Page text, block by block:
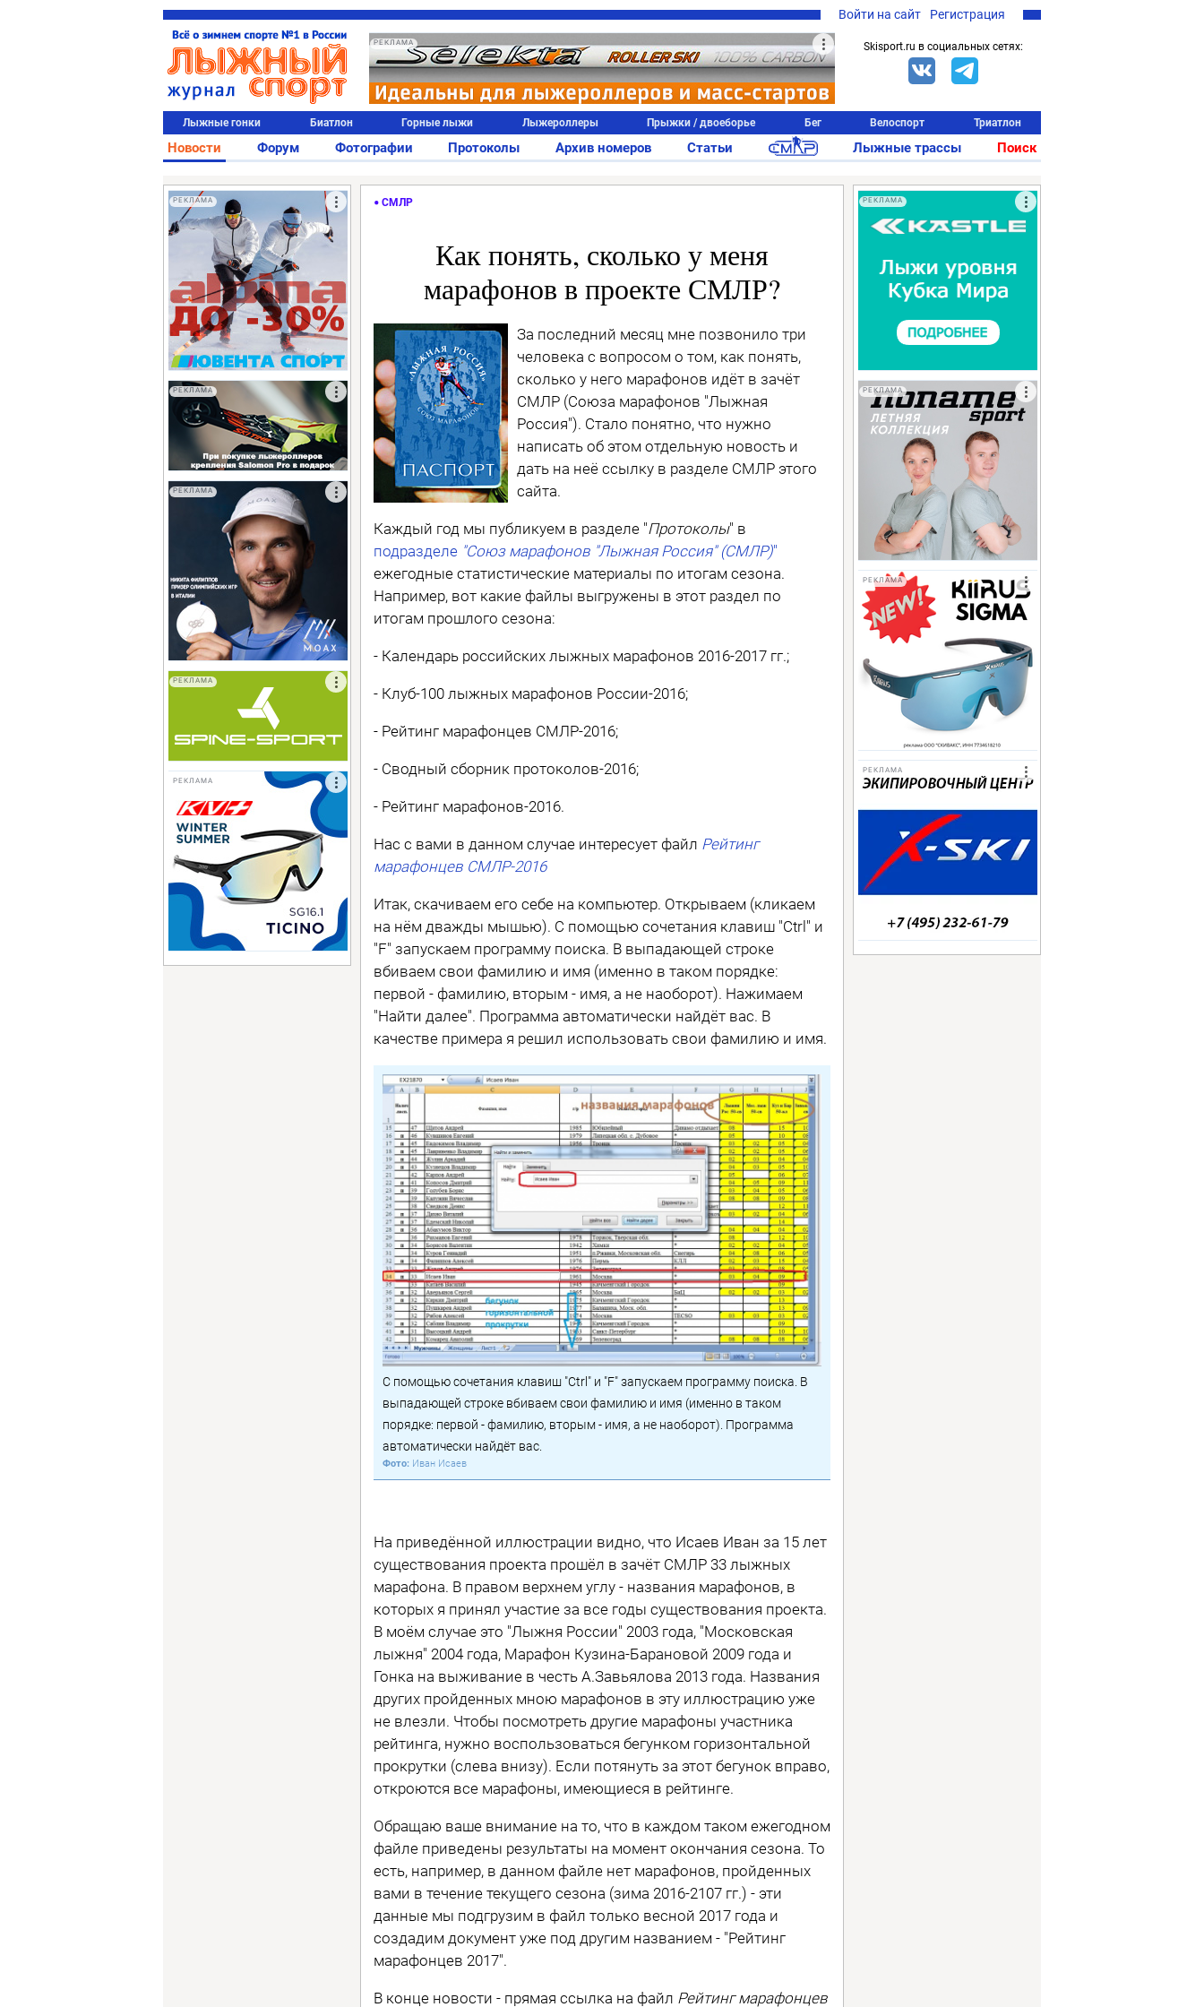
Войти на сайт Регистрация
РЕКЛАМА Skisport.ru в социальных сетях:
Лыжные гонки Биатлон Горные лыжи Лыжероллеры Прыжки / двоеборье Бег Велоспорт Триатлон
Новости Форум Фотографии Протоколы Архив номеров Статьи Лыжные трассы Поиск
РЕКЛАМА
РЕКЛАМА
РЕКЛАМА
РЕКЛАМА
РЕКЛАМА
СМЛР
Как понять, сколько у меня
марафонов в проекте СМЛР?
За последний месяц мне позвонило три
человека с вопросом о том, как понять,
сколько у него марафонов идёт в зачёт
СМЛР (Союза марафонов "Лыжная
Россия"). Стало понятно, что нужно
написать об этом отдельную новость и
дать на неё ссылку в разделе СМЛР этого
сайта.
Каждый год мы публикуем в разделе "Протоколы" в
подразделе "Союз марафонов "Лыжная Россия" (СМЛР)"
ежегодные статистические материалы по итогам сезона.
Например, вот какие файлы выгружены в этот раздел по
итогам прошлого сезона:
- Календарь российских лыжных марафонов 2016-2017 гг.;
- Клуб-100 лыжных марафонов России-2016;
- Рейтинг марафонцев СМЛР-2016;
- Сводный сборник протоколов-2016;
- Рейтинг марафонов-2016.
Нас с вами в данном случае интересует файл Рейтинг
марафонцев СМЛР-2016
Итак, скачиваем его себе на компьютер. Открываем (кликаем
на нём дважды мышью). С помощью сочетания клавиш "Ctrl" и
"F" запускаем программу поиска. В выпадающей строке
вбиваем свои фамилию и имя (именно в таком порядке:
первой - фамилию, вторым - имя, а не наоборот). Нажимаем
"Найти далее". Программа автоматически найдёт вас. В
качестве примера я решил использовать свои фамилию и имя.
С помощью сочетания клавиш "Ctrl" и "F" запускаем программу поиска. В
выпадающей строке вбиваем свои фамилию и имя (именно в таком
порядке: первой - фамилию, вторым - имя, а не наоборот). Программа
автоматически найдёт вас.
Иван Исаев
На приведённой иллюстрации видно, что Исаев Иван за 15 лет
существования проекта прошёл в зачёт СМЛР 33 лыжных
марафона. В правом верхнем углу - названия марафонов, в
которых я принял участие за все годы существования проекта.
В моём случае это "Лыжня России" 2003 года, "Московская
лыжня" 2004 года, Марафон Кузина-Барановой 2009 года и
Гонка на выживание в честь А.Завьялова 2013 года. Названия
других пройденных мною марафонов в эту иллюстрацию уже
не влезли. Чтобы посмотреть другие марафоны участника
рейтинга, нужно воспользоваться бегунком горизонтальной
прокрутки (слева внизу). Если потянуть за этот бегунок вправо,
откроются все марафоны, имеющиеся в рейтинге.
Обращаю ваше внимание на то, что в каждом таком ежегодном
файле приведены результаты на момент окончания сезона. То
есть, например, в данном файле нет марафонов, пройденных
вами в течение текущего сезона (зима 2016-2107 гг.) - эти
данные мы подгрузим в файл только весной 2017 года и
создадим документ уже под другим названием - "Рейтинг
марафонцев 2017".
В конце новости - прямая ссылка на файл Рейтинг марафонцев
РЕКЛАМА
РЕКЛАМА
РЕКЛАМА
РЕКЛАМА